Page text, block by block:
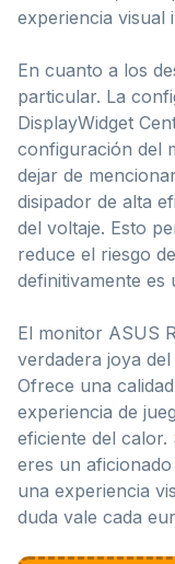
experiencia visual
En cuanto a los
particular. La
DisplayWidget
configuración del
dejar de
disipador de alta
del voltaje. Esto
reduce el riesgo
definitivamente
El monitor ASUS
verdadera joya
Ofrece una
experiencia de
eficiente del
eres un
una experiencia
duda vale cada